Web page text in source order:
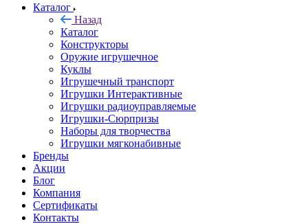
Каталог
Назад
Каталог
Конструкторы
Оружие игрушечное
Куклы
Игрушечный транспорт
Игрушки Интерактивные
Игрушки радиоуправляемые
Игрушки-Сюрпризы
Наборы для творчества
Игрушки мягконабивные
Бренды
Акции
Блог
Компания
Сертификаты
Контакты